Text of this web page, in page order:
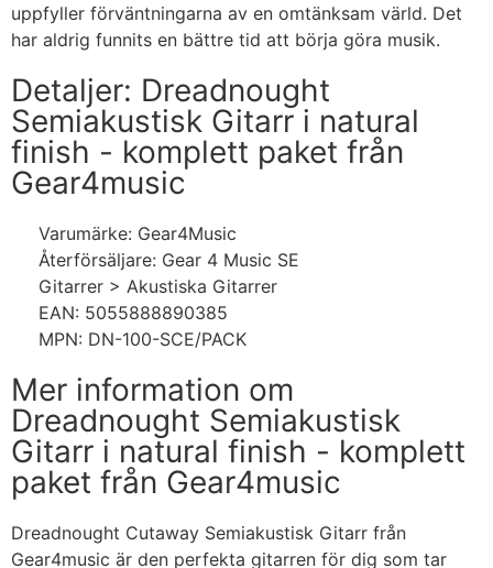
uppfyller förväntningarna av en omtänksam värld. Det
har aldrig funnits en bättre tid att börja göra musik.
Detaljer: Dreadnought
Semiakustisk Gitarr i natural
finish - komplett paket från
Gear4music
Varumärke: Gear4Music
Återförsäljare: Gear 4 Music SE
Gitarrer > Akustiska Gitarrer
EAN: 5055888890385
MPN: DN-100-SCE/PACK
Mer information om
Dreadnought Semiakustisk
Gitarr i natural finish - komplett
paket från Gear4music
Dreadnought Cutaway Semiakustisk Gitarr från
Gear4music är den perfekta gitarren för dig som tar